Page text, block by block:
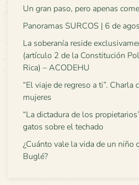
Un gran paso, pero apenas
Panoramas SURCOS | 6 de
La soberanía reside
(artículo 2 de la Constitución
Rica) – ACODEHU
“El viaje de regreso a ti”. Charla
mujeres
“La dictadura de los
gatos sobre el techado
¿Cuánto vale la vida de un niño
Buglé?